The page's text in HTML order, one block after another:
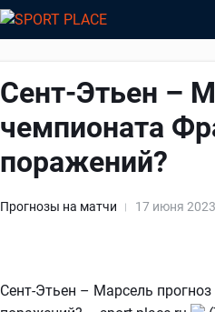
Сент-Этьен –
чемпионата
поражений?
Прогнозы на матчи 17 июня 2023
Сент-Этьен – Марсель